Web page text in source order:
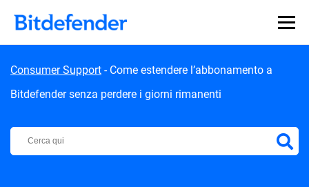
Consumer Support - Come estendere l’abbonamento a
Bitdefender senza perdere i giorni rimanenti
Centro di Supporto Bitdefender